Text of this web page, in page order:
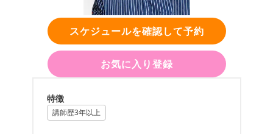
スケジュールを確認して予約
お気に入り登録
特徴
講師歴3年以上